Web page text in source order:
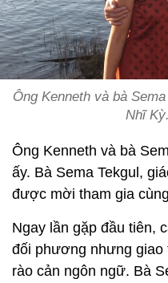
Ông Kenneth và bà
Nhĩ
Ông Kenneth và bà
ấy. Bà Sema Tekgul,
được mời tham gia
Ngay lần gặp đầu tiên,
đối phương nhưng giao
rào cản ngôn ngữ. Bà